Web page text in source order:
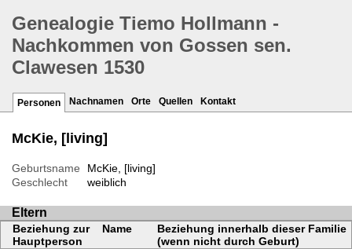
Genealogie Tiemo Hollmann -
Nachkommen von Gossen sen.
Clawesen 1530
Personen Nachnamen Orte Quellen Kontakt
McKie, [living]
Geburtsname
McKie, [living]
Geschlecht
weiblich
Eltern
Beziehung zur
Hauptperson
Name
Beziehung innerhalb dieser Familie
(wenn nicht durch Geburt)